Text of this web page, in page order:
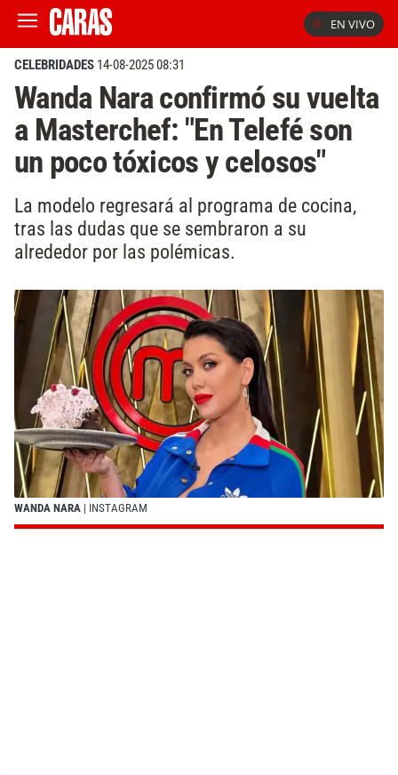
EN VIVO
CELEBRIDADES 14-08-2025 08:31
Wanda Nara confirmó su vuelta
a Masterchef: "En Telefé son
un poco tóxicos y celosos"
La modelo regresará al programa de cocina,
tras las dudas que se sembraron a su
alrededor por las polémicas.
WANDA NARA | INSTAGRAM